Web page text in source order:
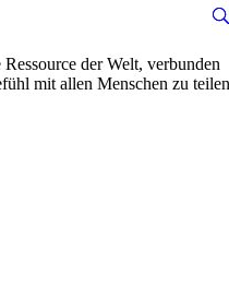
der Welt, verbunden
mit allen Menschen zu